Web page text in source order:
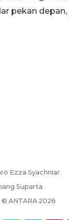
pekan
Ezza Syachniar
Suparta
© ANTARA 2026